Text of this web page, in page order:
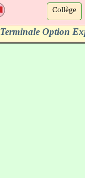
Collège
Terminale Option